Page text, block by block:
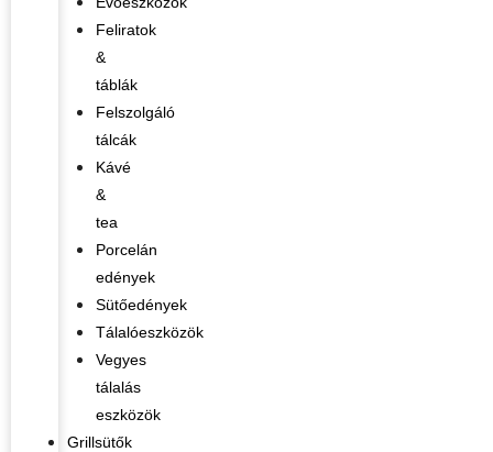
Feliratok
&
táblák
Felszolgáló
tálcák
Kávé
&
tea
Porcelán
edények
Sütőedények
Tálalóeszközök
Vegyes
tálalás
eszközök
Grillsütők